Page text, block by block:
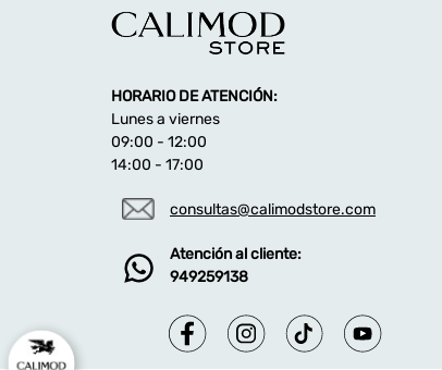
HORARIO DE ATENCIÓN:
Lunes a viernes
09:00 - 12:00
14:00 - 17:00
consultas@calimodstore.com
Atención al cliente:
949259138